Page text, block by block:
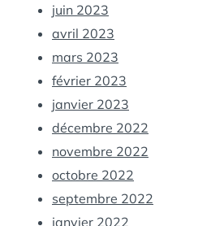
juin 2023
avril 2023
mars 2023
février 2023
janvier 2023
décembre 2022
novembre 2022
octobre 2022
septembre 2022
janvier 2022